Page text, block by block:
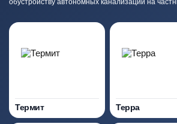
обустройству автономных канализаций на
Термит Терра